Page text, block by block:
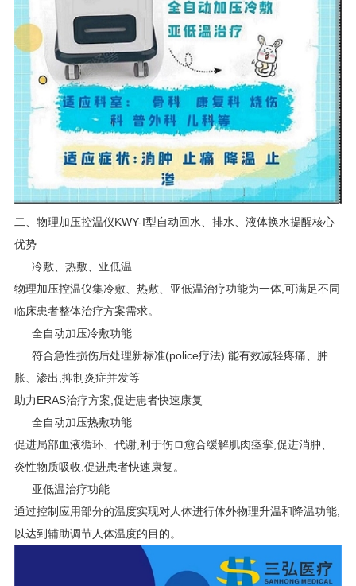
二、 物理加压控温仪KWY-I型自动回水、排水、液体换水提醒核心
优势
冷敷、热敷、亚低温
物理加压控温仪集冷敷、热敷、亚低温治疗功能为一体,可满足不同
临床患者整体治疗方案需求。
全自动加压冷敷功能
符合急性损伤后处理新标准(police疗法) 能有效减轻疼痛、肿
胀、渗出,抑制炎症并发等
助力ERAS治疗方案,促进患者快速康复
全自动加压热敷功能
促进局部血液循环、代谢,利于伤ロ愈合缓解肌肉痉挛,促进消肿、
炎性物质吸收,促进患者快速康复。
亚低温治疗功能
通过控制应用部分的温度实现对人体进行体外物理升温和降温功能,
以达到辅助调节人体温度的目的。